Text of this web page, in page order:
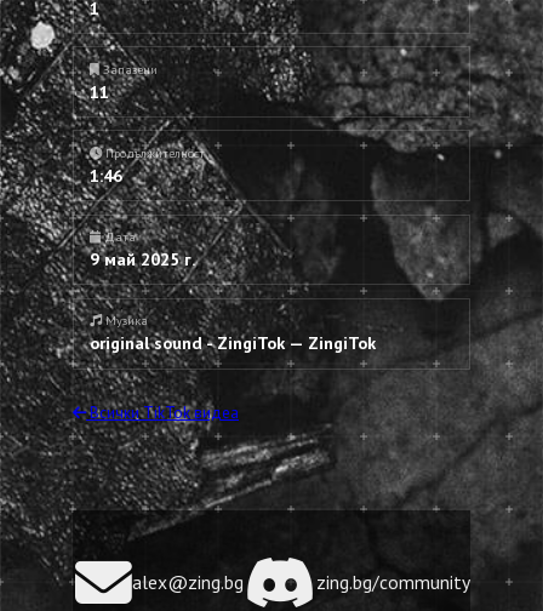
1
Запазени
11
Продължителност
1:46
Дата
9 май 2025 г.
Музика
original sound - ZingiTok — ZingiTok
Всички TikTok видеа
alex@zing.bg zing.bg/community